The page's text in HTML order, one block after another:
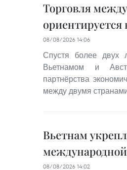
Торговля
08/08/2026 14:06
Спустя более двух
Вьетнамом и
партнёрства
между двумя
Вьетнам
08/08/2026 14:02